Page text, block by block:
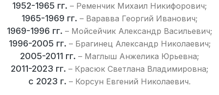
1952-1965 гг. – Ременчик Михаил Никифорович;
1965-1969 гг. – Варавва Георгий Иванович;
1969-1996 гг. – Мойсейчик Александр Васильевич;
1996-2005 гг. – Брагинец Александр Николаевич;
2005-2011 гг. – Маглыш Анжелика Юрьевна;
2011-2023 гг. – Красюк Светлана Владимировна;
с 2023 г. – Корсун Евгений Николаевич.